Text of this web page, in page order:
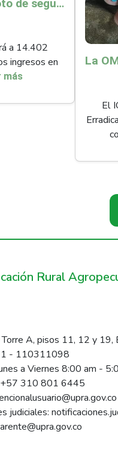
Minagricultura lanza piloto de seguro agropecuario por $9.625 millones para proteger a más de 14.000 pequeños productores contra riesgos del Fenómeno de El Niño
a 14.402
ingresos en
más
El
Rural
A, pisos 11, 12 y 19,
- 110311098
a Viernes 8:00 am -
+57 310 801 6445
judiciales: